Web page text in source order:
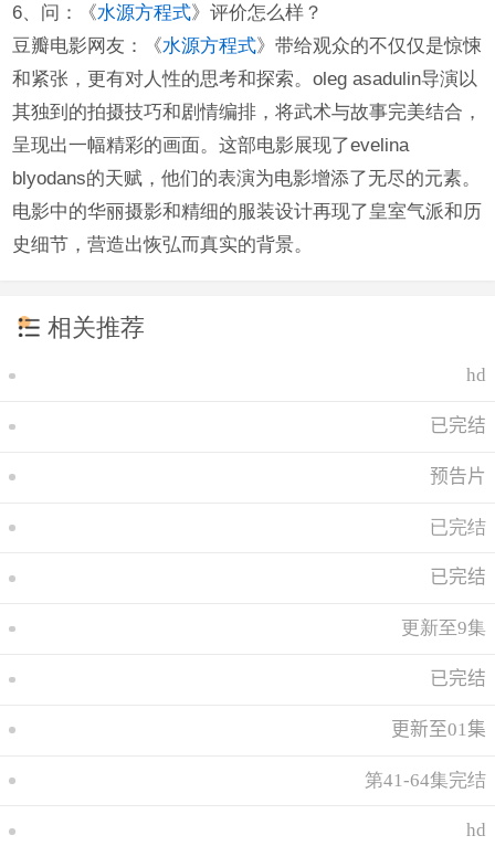
6、问：《水源方程式》评价怎么样？
豆瓣电影网友：《水源方程式》带给观众的不仅仅是惊悚
和紧张，更有对人性的思考和探索。oleg asadulin导演以
其独到的拍摄技巧和剧情编排，将武术与故事完美结合，
呈现出一幅精彩的画面。这部电影展现了evelina
blyodans的天赋，他们的表演为电影增添了无尽的元素。
电影中的华丽摄影和精细的服装设计再现了皇室气派和历
史细节，营造出恢弘而真实的背景。
相关推荐
hd
已完结
预告片
已完结
已完结
更新至9集
已完结
更新至01集
第41-64集完结
hd